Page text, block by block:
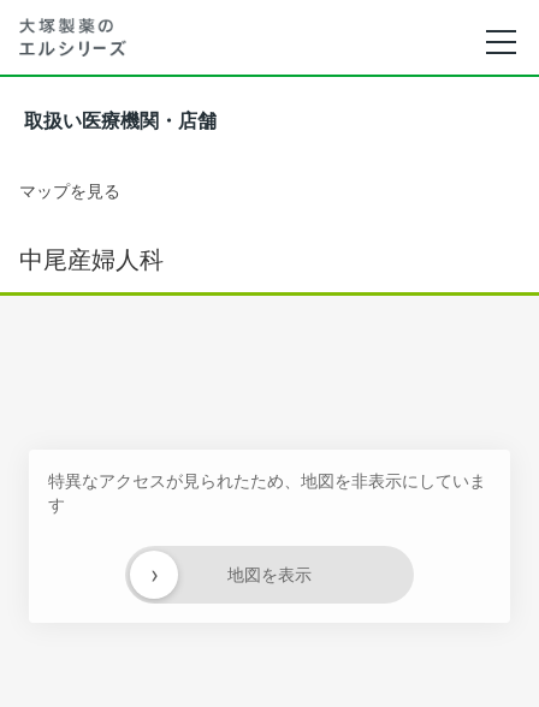
取扱い医療機関・店舗
マップを見る
中尾産婦人科
特異なアクセスが見られたため、地図を非表示にしていま
す
地図を表示
›